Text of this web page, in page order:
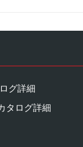
グ詳細
タログ詳細